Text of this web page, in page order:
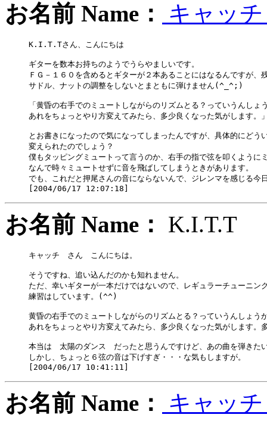
お名前 Name： キャッ
K.I.T.Tさん、こんにちは
ギターを数本お持ちのようでうらやましいです。
ＦＧ－１６０を含めるとギターが２本あることにはなるんですが、
サドル、ナットの調整をしないとまともに弾けません(^_^;)
「黄昏の右手でのミュートしながらのリズムとる？っていうんしょ
あれをちょっとやり方変えてみたら、多少良くなった気がします。
とお書きになったので気になってしまったんですが、具体的にどう
変えられたのでしょう？
僕もタッピングミュートって言うのか、右手の指で弦を叩くように
なんで時々ミュートせずに音を飛ばしてしまうときがあります。
でも、これだと押尾さんの音にならないんで、ジレンマを感じる今
お名前 Name：
キャッチ　さん　こんにちは。
そうですね、追い込んだのかも知れません。
ただ、幸いギターが一本だけではないので、レギュラーチューニン
練習はしています。(^^)
黄昏の右手でのミュートしながらのリズムとる？っていうんしょう
あれをちょっとやり方変えてみたら、多少良くなった気がします。
本当は　太陽のダンス　だったと思うんですけど、あの曲を弾きた
しかし、ちょっと６弦の音は下げすぎ・・・な気もしますが。
お名前 Name： キャッ